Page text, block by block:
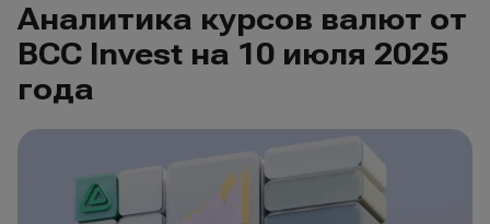
Аналитика курсов валют от
BCC Invest на 10 июля 2025
года